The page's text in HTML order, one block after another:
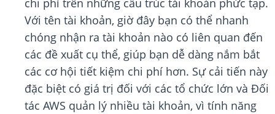
chi phí trên những cấu trúc tài khoản phức tạp.
Với tên tài khoản, giờ đây bạn có thể nhanh
chóng nhận ra tài khoản nào có liên quan đến
các đề xuất cụ thể, giúp bạn dễ dàng nắm bắt
các cơ hội tiết kiệm chi phí hơn. Sự cải tiến này
đặc biệt có giá trị đối với các tổ chức lớn và Đối
tác AWS quản lý nhiều tài khoản, vì tính năng